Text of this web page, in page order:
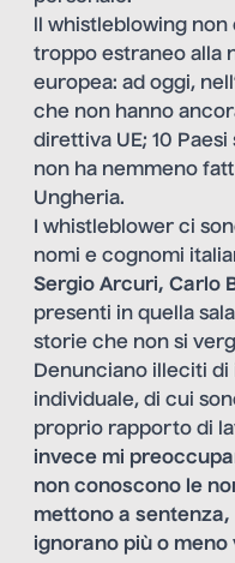
ll whistleblowing
troppo estraneo alla
europea: ad oggi,
che non hanno
direttiva UE; 10
non ha nemmeno
Ungheria.
I whistleblower ci
nomi e cognomi
Sergio Arcuri, Carlo
presenti in quella
storie che non si
Denunciano illeciti
individuale, di cui
proprio rapporto di
invece mi
non conoscono le
mettono a
ignorano più o